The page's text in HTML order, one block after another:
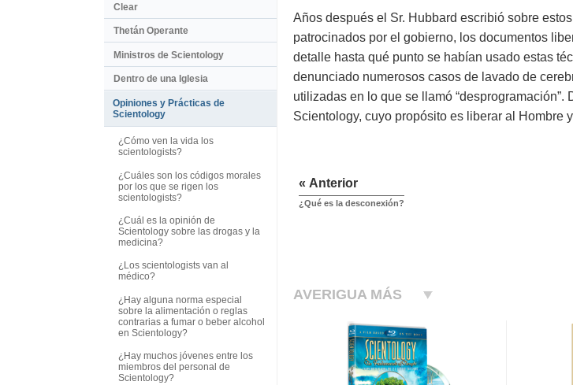
Años después el Sr. Hubbard escribió sobre
patrocinados por el gobierno, los documentos
detalle hasta qué punto se habían usado estas
denunciado numerosos casos de lavado de
utilizadas en lo que se llamó
Scientology, cuyo propósito es liberar al Hombre
« Anterior
¿Qué es la desconexión?
AVERIGUA MÁS
Clear
Thetán Operante
Ministros de Scientology
Dentro de una Iglesia
Opiniones y Prácticas de
Scientology
¿Cómo ven la vida los
scientologists?
¿Cuáles son los códigos morales
por los que se rigen los
scientologists?
¿Cuál es la opinión de
Scientology sobre las drogas y la
medicina?
¿Los scientologists van al
médico?
¿Hay alguna norma especial
sobre la alimentación o reglas
contrarias a fumar o beber alcohol
en Scientology?
¿Hay muchos jóvenes entre los
miembros del personal de
Scientology?